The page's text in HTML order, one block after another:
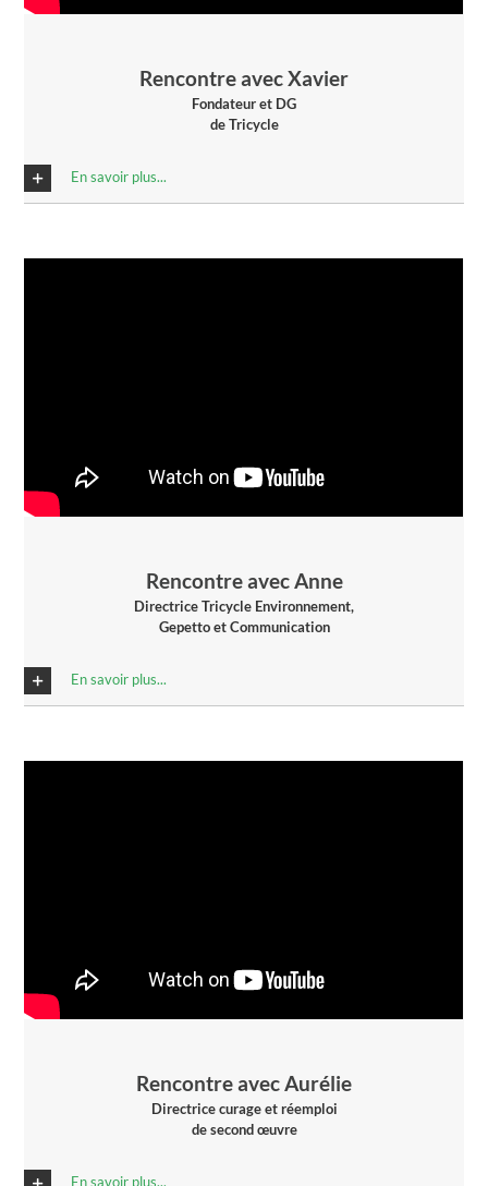
Rencontre avec Xavier
Fondateur et DG
de Tricycle
En savoir plus...
Rencontre avec Anne
Directrice Tricycle Environnement,
Gepetto et Communication
En savoir plus...
Rencontre avec Aurélie
Directrice curage et réemploi
de second œuvre
En savoir plus...